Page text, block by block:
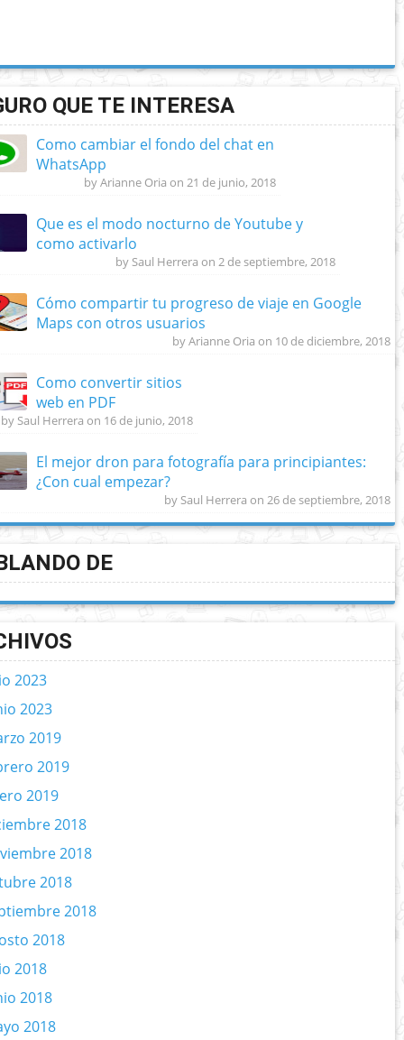
QUE TE INTERESA
Como cambiar el fondo del chat en
WhatsApp
by Arianne Oria on 21 de junio, 2018
Que es el modo nocturno de Youtube y
como activarlo
by Saul Herrera on 2 de septiembre, 2018
Cómo compartir tu progreso de viaje en Google
Maps con otros usuarios
by Arianne Oria on 10 de diciembre, 2018
Como convertir sitios
web en PDF
by Saul Herrera on 16 de junio, 2018
El mejor dron para fotografía para principiantes:
¿Con cual empezar?
by Saul Herrera on 26 de septiembre, 2018
DE
2023
2023
2019
2019
2019
2018
2018
2018
2018
2018
2018
2018
2018